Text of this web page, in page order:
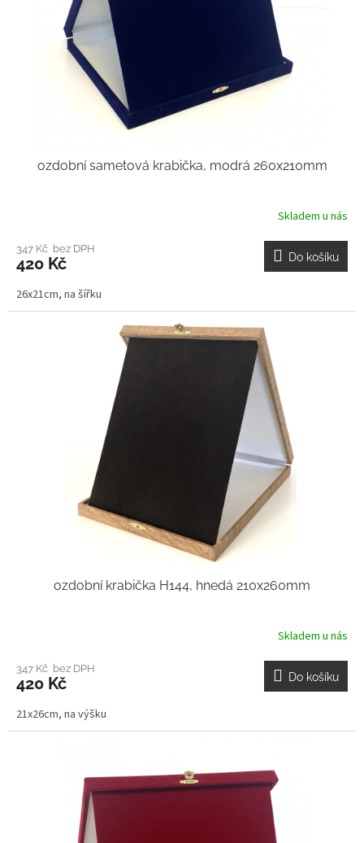
ozdobní sametová krabička, modrá 260x210mm
Skladem u nás
347 Kč bez DPH
420 Kč Do košíku
26x21cm, na šířku
ozdobní krabička H144, hnedá 210x260mm
Skladem u nás
347 Kč bez DPH
420 Kč Do košíku
21x26cm, na výšku